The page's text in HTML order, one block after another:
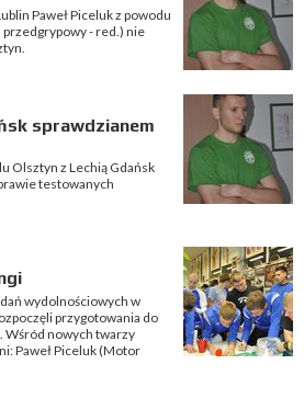
Paweł Piceluk z powodu
- red.) nie
sprawdzianem
Olsztyn z Lechią Gdańsk
testowanych
wydolnościowych w
przygotowania do
Wśród nowych twarzy
Paweł Piceluk (Motor